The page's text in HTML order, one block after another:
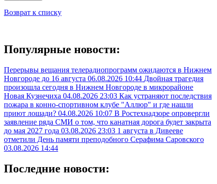
Возврат к списку
Популярные новости:
Перерывы вещания телерадиопрограмм ожидаются в Нижнем
Новгороде до 16 августа 06.08.2026 10:44 Двойная трагедия
произошла сегодня в Нижнем Новгороде в микрорайоне
Новая Кузнечиха 04.08.2026 23:03 Как устраняют последствия
пожара в конно-спортивном клубе "Аллюр" и где нашли
приют лошади? 04.08.2026 10:07 В Ростехнадзоре опровергли
заявление ряда СМИ о том, что канатная дорога будет закрыта
до мая 2027 года 03.08.2026 23:03 1 августа в Дивееве
отметили День памяти преподобного Серафима Саровского
03.08.2026 14:44
Последние новости: